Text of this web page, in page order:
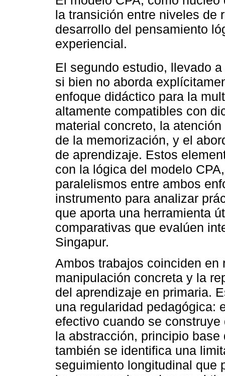
la transición entre niveles de
desarrollo del pensamiento
experiencial.
El segundo estudio, llevado
si bien no aborda
enfoque didáctico para la
altamente compatibles con
material concreto, la
de la memorización, y el
de aprendizaje. Estos
con la lógica del modelo
paralelismos entre ambos
instrumento para analizar
que aporta una herramienta
comparativas que evalúen
Singapur.
Ambos trabajos coinciden
manipulación concreta y la
del aprendizaje en primaria.
una regularidad pedagógica:
efectivo cuando se
la abstracción, principio
también se identifica una
seguimiento longitudinal que